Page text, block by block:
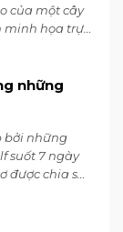
dụng cụ
cho những
của một cây
họa trực
những
bởi những
suốt 7 ngày
được chia sẻ